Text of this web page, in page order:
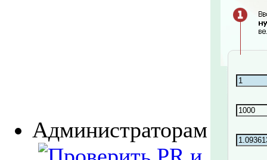
Администраторам